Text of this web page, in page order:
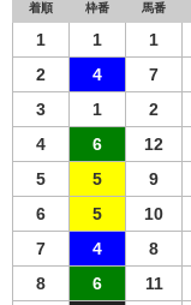
着順 枠番 馬番
1 1 1
2
4 7
3
1 2
4
6 12
5
5 9
6
5 10
7
4 8
8
6 11